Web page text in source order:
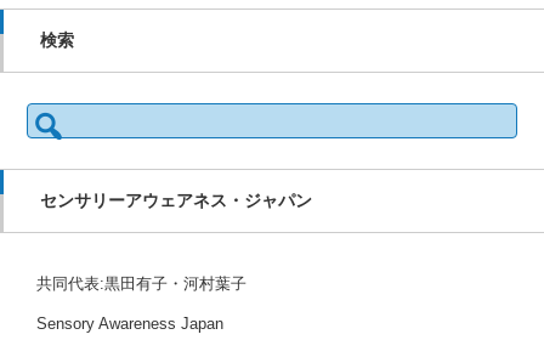
検索
検
索:
センサリーアウェアネス・ジャパン
共同代表:黒田有子・河村葉子
Sensory Awareness Japan